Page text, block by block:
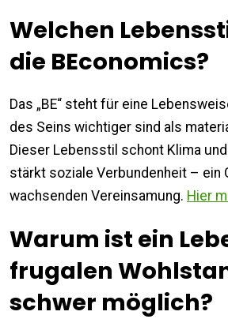
Welchen
die BEconomics?
Das „BE“ steht für eine
des Seins wichtiger sind als
Dieser Lebensstil schont Klima
stärkt soziale Verbundenheit – ein
wachsenden Vereinsamung. Hier
Warum ist ein
frugalen
schwer möglich?